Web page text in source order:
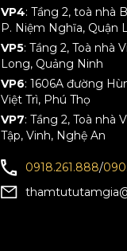
VP4: Tầng 2, toà nhà
P. Niệm Nghĩa, Quận
VP5: Tầng 2, Toà nhà
Long, Quảng Ninh
VP6: 1606A đường
Việt Trì, Phú Thọ
VP7: Tầng 2, Toà nhà
Tập, Vinh, Nghệ An
0918.261.888/